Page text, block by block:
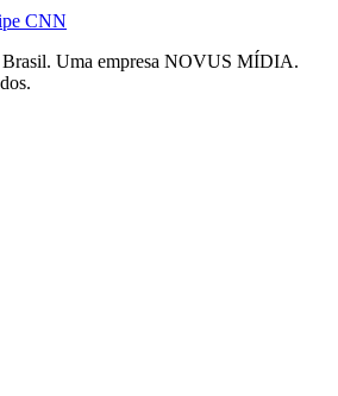
CNN
Uma empresa NOVUS MÍDIA.